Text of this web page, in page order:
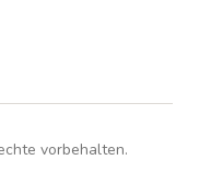
vorbehalten.